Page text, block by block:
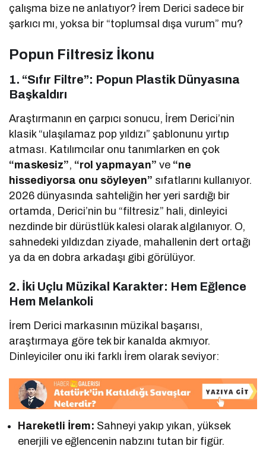
çalışma bize ne anlatıyor? İrem Derici sadece bir
şarkıcı mı, yoksa bir “toplumsal dışa vurum” mu?
Popun Filtresiz İkonu
1. “Sıfır Filtre”: Popun Plastik Dünyasına
Başkaldırı
Araştırmanın en çarpıcı sonucu, İrem Derici’nin
klasik “ulaşılamaz pop yıldızı” şablonunu yırtıp
atması. Katılımcılar onu tanımlarken en çok
“maskesiz”, “rol yapmayan” ve “ne
hissediyorsa onu söyleyen” sıfatlarını kullanıyor.
2026 dünyasında sahteliğin her yeri sardığı bir
ortamda, Derici’nin bu “filtresiz” hali, dinleyici
nezdinde bir dürüstlük kalesi olarak algılanıyor. O,
sahnedeki yıldızdan ziyade, mahallenin dert ortağı
ya da en dobra arkadaşı gibi görülüyor.
2. İki Uçlu Müzikal Karakter: Hem Eğlence
Hem Melankoli
İrem Derici markasının müzikal başarısı,
araştırmaya göre tek bir kanalda akmıyor.
Dinleyiciler onu iki farklı İrem olarak seviyor:
Hareketli İrem: Sahneyi yakıp yıkan, yüksek
enerjili ve eğlencenin nabzını tutan bir figür.